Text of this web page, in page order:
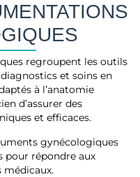
regroupent les outils
et soins en
à l’anatomie
d’assurer des
et efficaces.
gynécologiques
pour répondre aux
médicaux.